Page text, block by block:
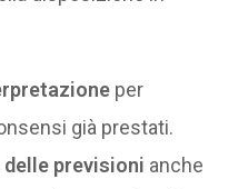
per
già prestati.
previsioni anche